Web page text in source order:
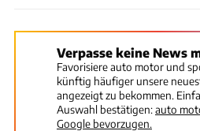
Verpasse keine News
Favorisiere auto motor und
künftig häufiger unsere
angezeigt zu bekommen.
Auswahl bestätigen:auto
Google bevorzugen.